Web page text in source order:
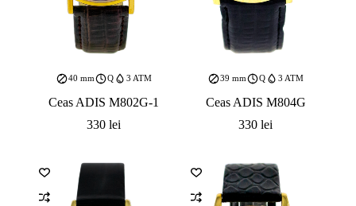
40 mm Q 3 ATM
Ceas ADIS M802G-1
330lei
39 mm Q 3 ATM
Ceas ADIS M804G
330lei